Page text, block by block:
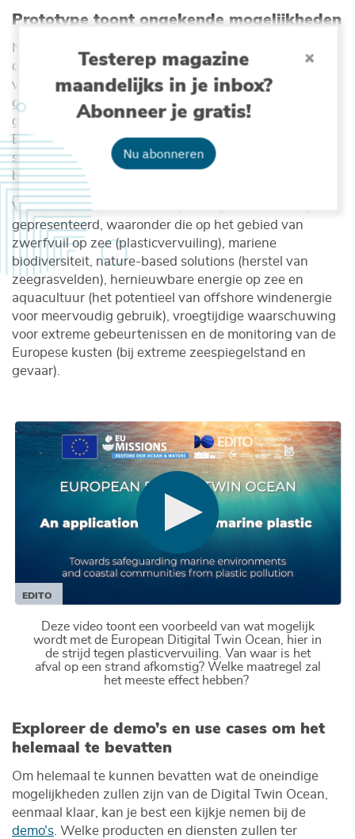
Testerep magazine
maandelijks in je inbox?
Abonneer je gratis!
Nu abonneren
Prototype toont ongekende mogelijkheden
Nu al blijkt dat deze Digital Twin-infrastructuur
ongekende mogelijkheden zal bieden voor de
verkenning van mariene gegevens, de volgende
generatie van oceaanmodellering en wetenschappelijk
gestuurde besluitvorming. Met het prototype van
EDITO kunnen we simulaties uitvoeren, what-if
scenario’s toepassen die vragen kunnen
beantwoorden.
Verschillende specifieke toepassingen werden in juni
gepresenteerd, waaronder die op het gebied van
zwerfvuil op zee (plasticvervuiling), mariene
biodiversiteit, nature-based solutions (herstel van
zeegrasvelden), hernieuwbare energie op zee en
aquacultuur (het potentieel van offshore windenergie
voor meervoudig gebruik), vroegtijdige waarschuwing
voor extreme gebeurtenissen en de monitoring van de
Europese kusten (bij extreme zeespiegelstand en
gevaar).
EDITO
Deze video toont een voorbeeld van wat mogelijk
wordt met de European Ditigital Twin Ocean, hier in
de strijd tegen plasticvervuiling. Van waar is het
afval op een strand afkomstig? Welke maatregel zal
het meeste effect hebben?
Exploreer de demo’s en use cases om het
helemaal te bevatten
Om helemaal te kunnen bevatten wat de oneindige
mogelijkheden zullen zijn van de Digital Twin Ocean,
eenmaal klaar, kan je best een kijkje nemen bij de
demo’s. Welke producten en diensten zullen ter